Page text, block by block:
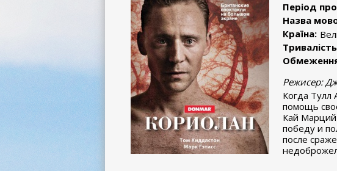
Період
Назва
Країна:
Режисер:
Когда Тулл
помощь
Кай Марций
победу и
после